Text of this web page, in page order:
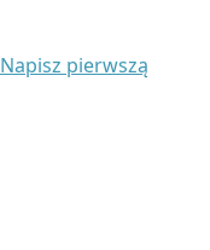
Napisz pierwszą